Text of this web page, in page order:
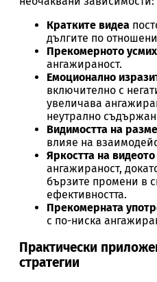
Кратките видеа
дългите по
Прекомерното
ангажираност.
Емоционално
включително с
увеличава
неутрално
Видимостта на
влияе на
Яркостта на видеото
ангажираност,
бързите промени в
ефективността.
Прекомерната
с по-ниска
Практически
стратегии